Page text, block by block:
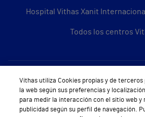
Hospital Vithas Xanit
Todos los centros
Sobre Vithas
Quiénes somos
Vithas utiliza Cookies propias y de
la web según sus preferencias y
para medir la interacción con el sitio web y
publicidad según su perfil de navegación.